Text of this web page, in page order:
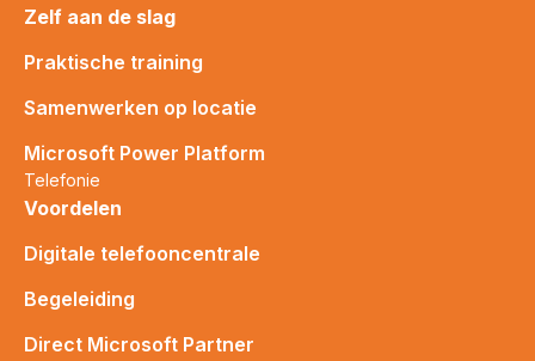
Zelf aan de slag
Praktische training
Samenwerken op locatie
Microsoft Power Platform
Telefonie
Voordelen
Digitale telefooncentrale
Begeleiding
Direct Microsoft Partner